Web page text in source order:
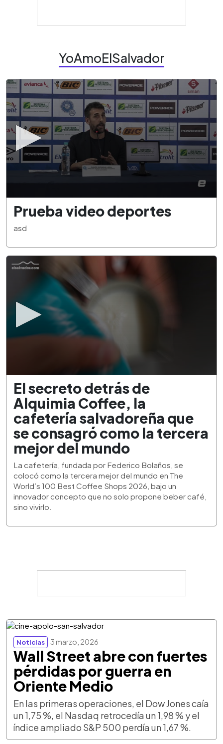
YoAmoElSalvador
seconds
minutes,
seconds
Prueba video deportes
asd
seconds
minutes,
34
seconds
El secreto detrás de
Alquimia Coffee, la
cafetería salvadoreña que
se consagró como la tercera
mejor del mundo
La cafetería, fundada por Federico Bolaños, se
colocó como la tercera mejor del mundo en The
World’s 100 Best Coffee Shops 2026, bajo un
innovador concepto que no solo propone beber café,
sino vivirlo.
Noticias 3 marzo, 2026
Wall Street abre con fuertes
pérdidas por guerra en
Oriente Medio
En las primeras operaciones, el Dow Jones caía
un 1,75 %, el Nasdaq retrocedía un 1,98 % y el
índice ampliado S&P 500 perdía un 1,67 %.